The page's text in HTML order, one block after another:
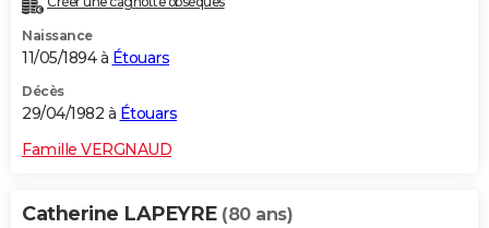
Naissance
11/05/1894 à Étouars
Décès
29/04/1982 à Étouars
Famille VERGNAUD
Catherine LAPEYRE (80 ans)